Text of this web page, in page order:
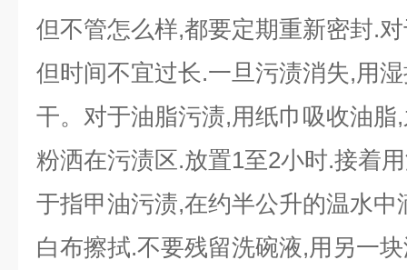
但不管怎么样,都要定期重新密封.
但时间不宜过长.一旦污渍消失,用
干。对于油脂污渍,用纸巾吸收油
粉洒在污渍区.放置1至2小时.接着
于指甲油污渍,在约半公升的温水
白布擦拭.不要残留洗碗液,用另一